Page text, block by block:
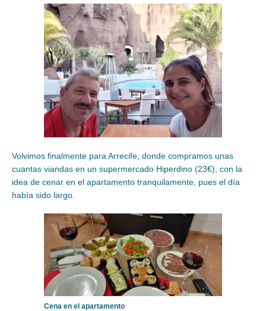
Volvimos finalmente para Arrecife, donde compramos unas
cuantas viandas en un supermercado Hiperdino (23€), con la
idea de cenar en el apartamento tranquilamente, pues el día
había sido largo.
Cena en el apartamento